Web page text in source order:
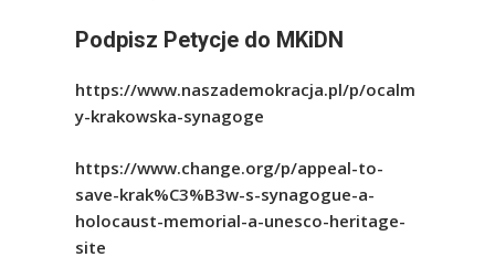
Podpisz Petycje do MKiDN
https://www.naszademokracja.pl/p/ocalm
y-krakowska-synagoge
https://www.change.org/p/appeal-to-
save-krak%C3%B3w-s-synagogue-a-
holocaust-memorial-a-unesco-heritage-
site